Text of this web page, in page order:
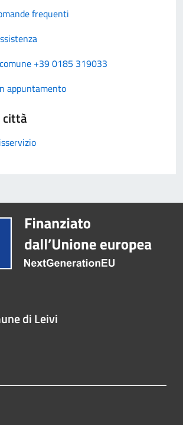
frequenti
+39 0185 319033
appuntamento
città
di Leivi